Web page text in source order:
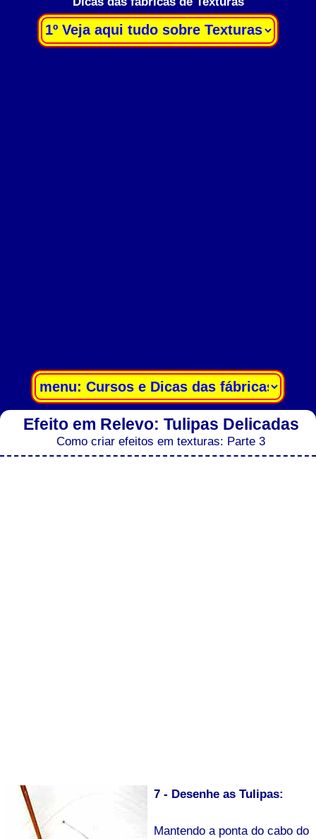
Efeito em Relevo: Tulipas Delicadas
Como criar efeitos em texturas: Parte 3
7 - Desenhe as Tulipas:
Mantendo a ponta do cabo do